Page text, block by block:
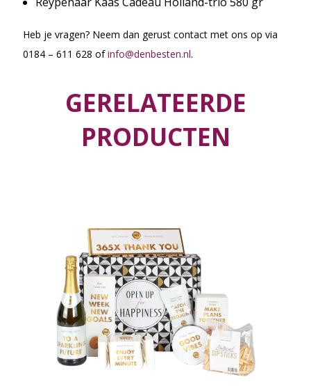
Heb je vragen? Neem dan gerust contact met ons op via
0184 – 611 628 ofinfo@denbesten.nl.
GERELATEERDE
PRODUCTEN